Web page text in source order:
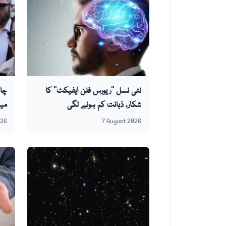
نئی نسل ’’ریورس فلن ایفیکٹ‘‘ کا
شکار، ذہانت کم ہونے لگی
7 August 2026